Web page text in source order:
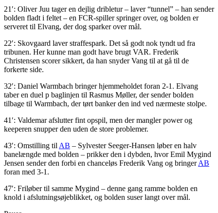
21′: Oliver Juu tager en dejlig dribletur – laver “tunnel” – han sender
bolden fladt i feltet – en FCR-spiller springer over, og bolden er
serveret til Elvang, der dog sparker over mål.
22′: Skovgaard laver straffespark. Det så godt nok tyndt ud fra
tribunen. Her kunne man godt have brugt VAR. Frederik
Christensen scorer sikkert, da han snyder Vang til at gå til de
forkerte side.
32′: Daniel Warmbach bringer hjemmeholdet foran 2-1. Elvang
taber en duel p baglinjen til Rasmus Møller, der sender bolden
tilbage til Warmbach, der tørt banker den ind ved nærmeste stolpe.
41′: Valdemar afslutter fint opspil, men der mangler power og
keeperen snupper den uden de store problemer.
43′: Omstilling til AB – Sylvester Seeger-Hansen løber en halv
banelængde med bolden – prikker den i dybden, hvor Emil Mygind
Jensen sender den forbi en chanceløs Frederik Vang og bringerAB
foran med 3-1.
47′: Friløber til samme Mygind – denne gang ramme bolden en
knold i afslutningsøjeblikket, og bolden suser langt over mål.